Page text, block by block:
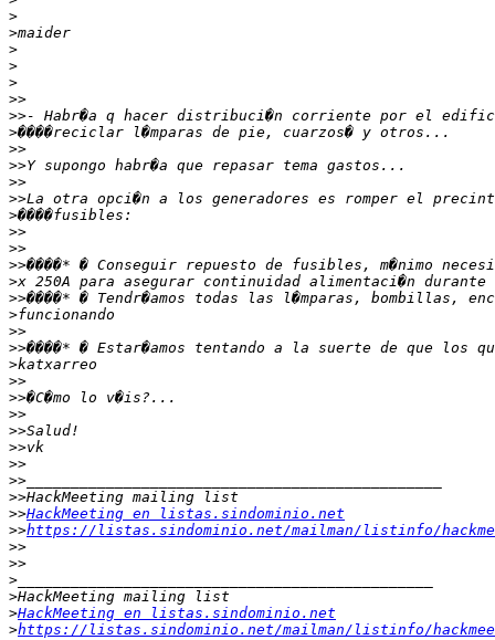
>
>
>
>
>
>>
>>
>
>>
>>
>>
>>
>
>>
>>
>>
>
>>
>
>>
>>
>
>>
>>
>>
>>
>>
>>
>>
>>
>>HackMeeting en listas.sindominio.net
>>https://listas.sindominio.net/mailman/listinfo/
>>
>>
>
>
>HackMeeting en listas.sindominio.net
>https://listas.sindominio.net/mailman/listinfo/